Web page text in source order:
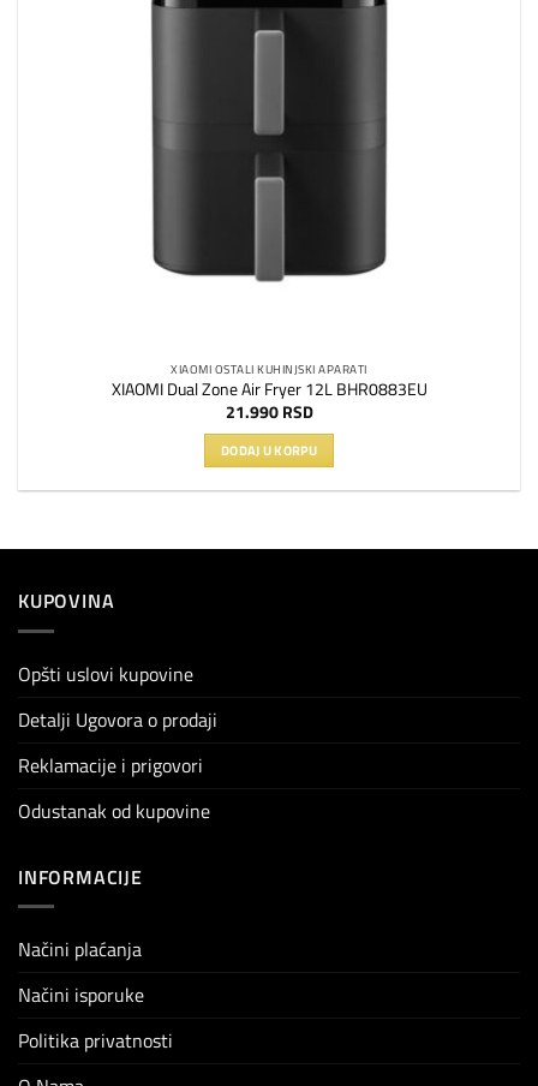
XIAOMI OSTALI KUHINJSKI APARATI
XIAOMI Dual Zone Air Fryer 12L BHR0883EU
21.990 RSD
DODAJ U KORPU
KUPOVINA
Opšti uslovi kupovine
Detalji Ugovora o prodaji
Reklamacije i prigovori
Odustanak od kupovine
INFORMACIJE
Načini plaćanja
Načini isporuke
Politika privatnosti